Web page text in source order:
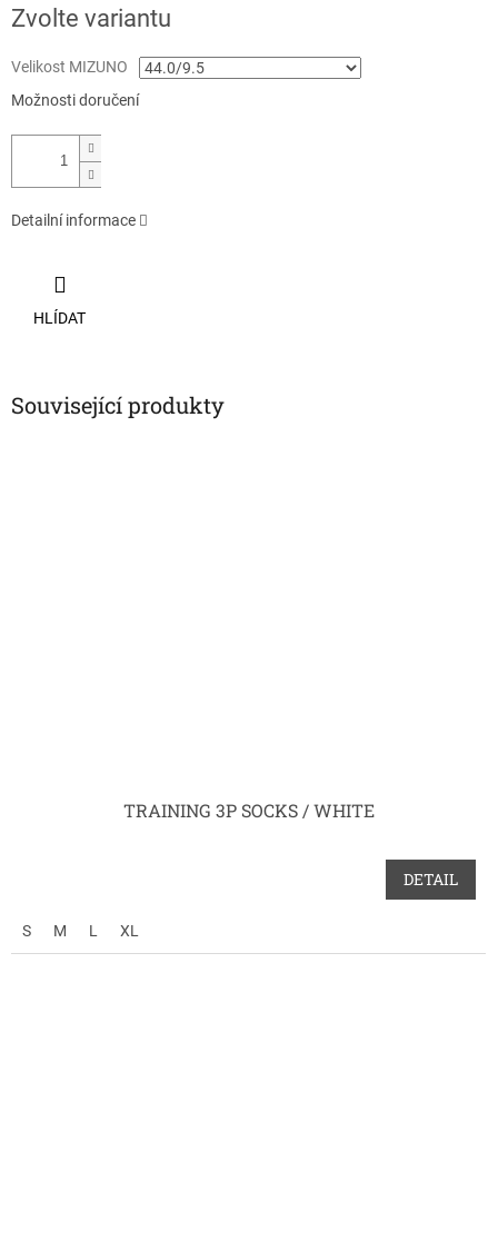
cena:
Zvolte variantu
Velikost MIZUNO
Možnosti doručení
Detailní informace
HLÍDAT
Související produkty
TRAINING 3P SOCKS / WHITE
DETAIL
S M L XL